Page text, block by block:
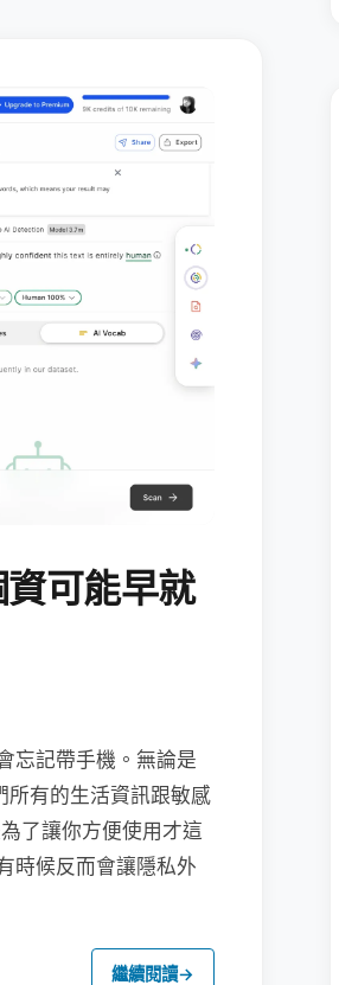
可能早就
忘記帶手機。無論是
所有的生活資訊跟敏感
了讓你方便使用才這
時候反而會讓隱私外
繼續閱讀→